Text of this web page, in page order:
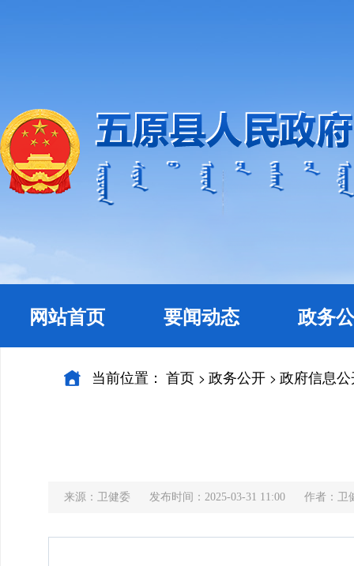
网站首页 要闻动态 政务
当前位置： 首页 > 政务公开 > 政府信息
来源：卫健委 发布时间：2025-03-31 11:00 作者：卫